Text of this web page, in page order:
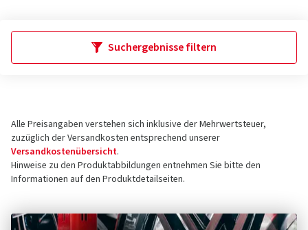
Suchergebnisse filtern
Alle Preisangaben verstehen sich inklusive der Mehrwertsteuer,
zuzüglich der Versandkosten entsprechend unserer
Versandkostenübersicht.
Hinweise zu den Produktabbildungen entnehmen Sie bitte den
Informationen auf den Produktdetailseiten.